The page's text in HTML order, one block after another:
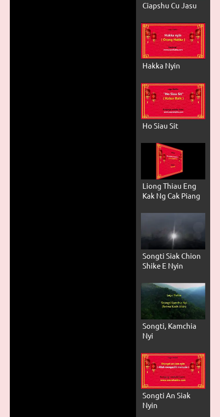
Ciapshu Cu Jasu
Hakka Nyin
Ho Siau Sit
Liong Thiau Eng
Kak Ng Cak Piang
Songti Siak Chion
Shike E Nyin
Songti, Kamchia
Nyi
Songti An Siak
Nyin